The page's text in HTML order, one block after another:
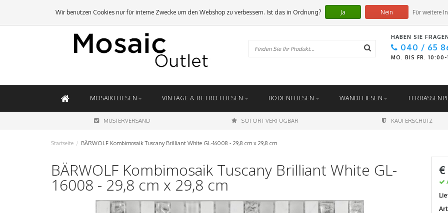
HABEN SIE
040 / 65
MO. BIS FR. 10:00-
MOSAIKFLIESEN VINTAGE & RETRO FLIESEN BODENFLIESEN WANDFLIESEN
MUSTERVERSAND SOFORT VERFÜGBAR KÄUFERSCHUTZ
Startseite / BÄRWOLF Kombimosaik Tuscany Brilliant White GL-16008 - 29,8 cm x 29,8 cm
BÄRWOLF Kombimosaik Tuscany Brilliant White GL-
16008 - 29,8 cm x 29,8 cm
€
Wir benutzen Cookies nur für interne Zwecke um den Webshop zu verbessern. Ist das in Ordnung? Ja Nein Für weitere